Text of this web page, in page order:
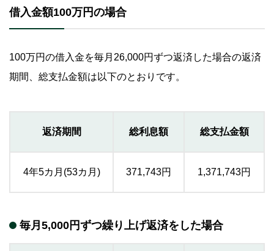
借入金額100万円の場合
100万円の借入金を毎月26,000円ずつ返済した場合の返済
期間、総支払金額は以下のとおりです。
返済期間 総利息額 総支払金額
4年5カ月(53カ月) 371,743円 1,371,743円
毎月5,000円ずつ繰り上げ返済をした場合